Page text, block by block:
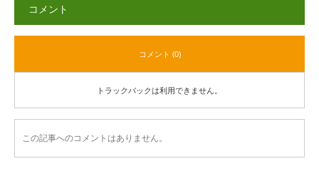
コメント
コメント (0)
トラックバックは利用できません。
この記事へのコメントはありません。